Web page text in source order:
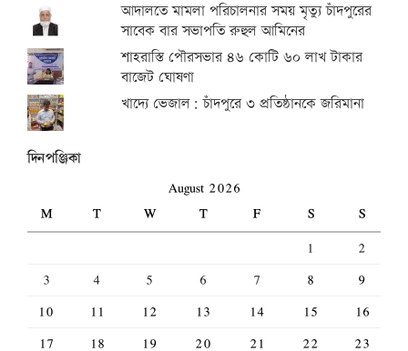
আদালতে মামলা পরিচালনার সময় মৃত্যু চাঁদপুরের
সাবেক বার সভাপতি রুহুল আমিনের
শাহরাস্তি পৌরসভার ৪৬ কোটি ৬০ লাখ টাকার
বাজেট ঘোষণা
খাদ্যে ভেজাল: চাঁদপুরে ৩ প্রতিষ্ঠানকে জরিমানা
দিনপঞ্জিকা
August 2026
M
T W T F S
S
1
2
3
4 5 6 7 8
9
10
11 12 13 14 15
16
17
18 19 20 21 22
23